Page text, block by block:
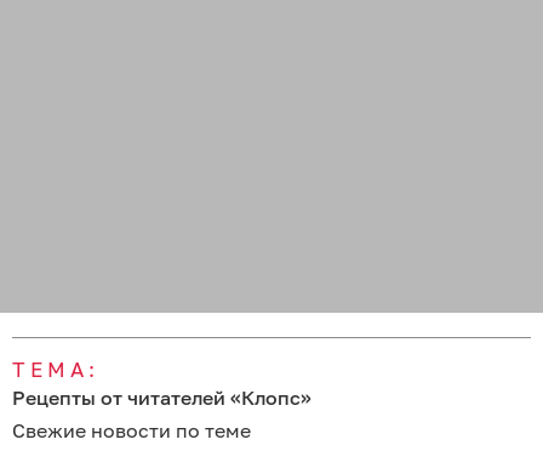
ТЕМА:
Рецепты от читателей «Клопс»
Свежие новости по теме